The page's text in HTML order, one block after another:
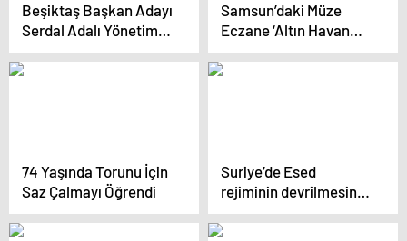
Beşiktaş Başkan Adayı
Serdal Adalı Yönetim
Kurulunu Duyurdu
Samsun’daki Müze
Eczane ‘Altın Havan
2024’ Ödülünü Kazandı
74 Yaşında Torunu İçin
Saz Çalmayı Öğrendi
Suriye’de Esed
rejiminin devrilmesinin
ardından ilk “özgür”
tiyatro oyunu